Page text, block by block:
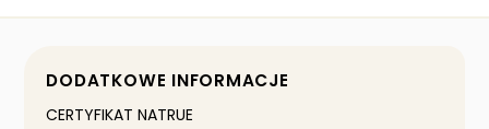
DODATKOWE INFORMACJE
CERTYFIKAT NATRUE